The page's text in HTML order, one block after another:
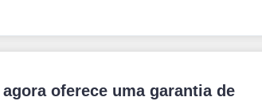
oferece uma garantia de